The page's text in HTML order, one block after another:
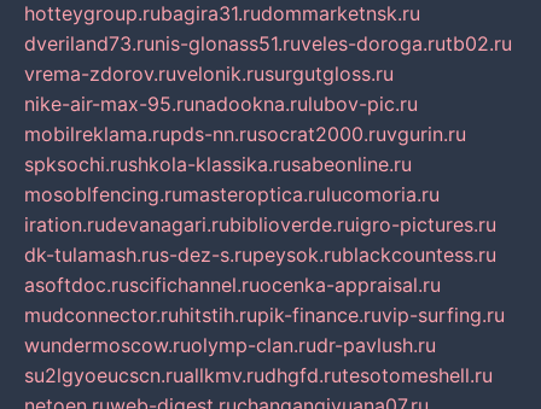
hotteygroup.rubagira31.rudommarketnsk.ru
dveriland73.runis-glonass51.ruveles-doroga.rutb02.ru
vrema-zdorov.ruvelonik.rusurgutgloss.ru
nike-air-max-95.runadookna.rulubov-pic.ru
mobilreklama.rupds-nn.rusocrat2000.ruvgurin.ru
spksochi.rushkola-klassika.rusabeonline.ru
mosoblfencing.rumasteroptica.rulucomoria.ru
iration.rudevanagari.rubiblioverde.ruigro-pictures.ru
dk-tulamash.rus-dez-s.rupeysok.rublackcountess.ru
asoftdoc.ruscifichannel.ruocenka-appraisal.ru
mudconnector.ruhitstih.rupik-finance.ruvip-surfing.ru
wundermoscow.ruolymp-clan.rudr-pavlush.ru
su2lgyoeucscn.ruallkmv.rudhgfd.rutesotomeshell.ru